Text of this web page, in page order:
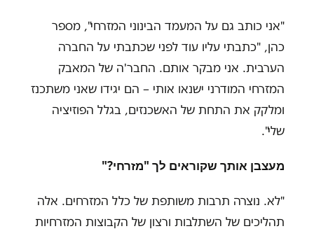
"אני כותב גם על המעמד הבינוני המזרחי", מספר
כהן, "כתבתי עליו עוד לפני שכתבתי על החברה
הערבית. אני מבקר אותם. החבר'ה של המאבק
המזרחי המודרני ישנאו אותי – הם יגידו שאני משתכנז
ומלקק את התחת של האשכנזים, בגלל הפוזיציה
שלי".
מעצבן אותך שקוראים לך "מזרחי"?
"לא. נוצרה תרבות משותפת של כלל המזרחים. אלה
תהליכים של השתלבות ורצון של הקבוצות המזרחיות